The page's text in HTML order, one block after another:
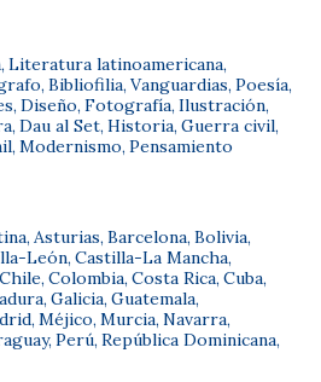
, Literatura latinoamericana,
, Bibliofilia, Vanguardias, Poesía,
, Diseño, Fotografía, Ilustración,
, Dau al Set, Historia, Guerra civil,
, Modernismo, Pensamiento
, Asturias, Barcelona, Bolivia,
León, Castilla-La Mancha,
Chile, Colombia, Costa Rica, Cuba,
, Galicia, Guatemala,
, Méjico, Murcia, Navarra,
, Perú, República Dominicana,